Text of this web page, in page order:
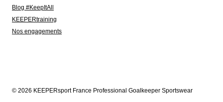
Blog #KeepItAll
KEEPERtraining
Nos engagements
© 2026 KEEPERsport France Professional Goalkeeper Sportswear